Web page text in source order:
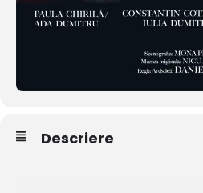
Descriere